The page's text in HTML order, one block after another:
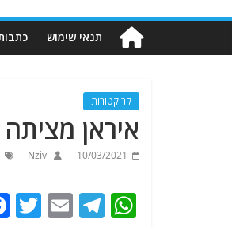
תנאי שימוש
קריקטורות
איראן מציתה
10/03/2021
Nziv
W
T
E
T